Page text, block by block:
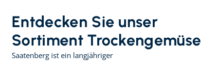
Entdecken Sie unser
Sortiment Trockengemüse
Saatenberg ist ein langjähriger